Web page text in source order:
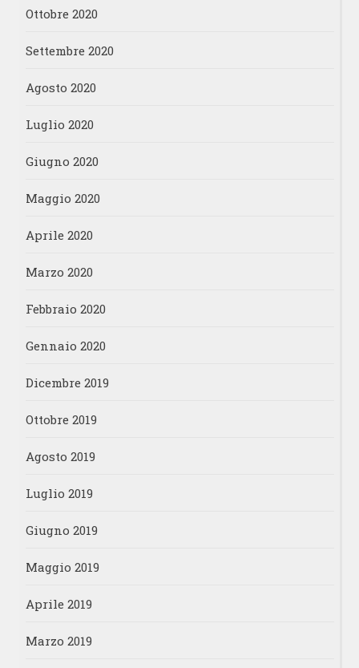
Ottobre 2020
Settembre 2020
Agosto 2020
Luglio 2020
Giugno 2020
Maggio 2020
Aprile 2020
Marzo 2020
Febbraio 2020
Gennaio 2020
Dicembre 2019
Ottobre 2019
Agosto 2019
Luglio 2019
Giugno 2019
Maggio 2019
Aprile 2019
Marzo 2019